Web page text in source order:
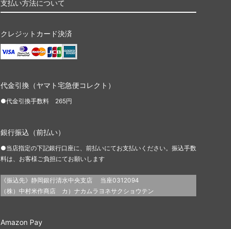
支払い方法について
クレジットカード決済
代金引換（ヤマト宅急便コレクト）
●代金引換手数料 265円
銀行振込（前払い）
●当店指定の下記銀行口座に、前払いにてお支払いください。振込手数
料は、お客様ご負担にてお願いします
《振込先》静岡銀行清水中央支店 当座0312094
（株）中村米作商店 カ）ナカムラヨネサクショウテン
Amazon Pay